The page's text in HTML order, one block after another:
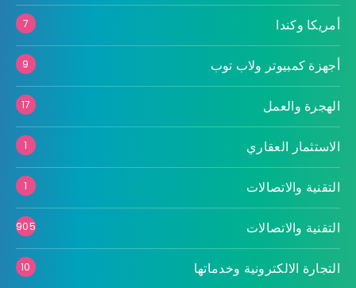
أمريكا وكندا 7
أجهزة كمبيوتر ولاب توب 9
الهجرة والعمل 17
الاستثمار العقاري 1
التقنية والاتصالات 1
التقنية والاتصالات 905
التجارة الالكترونية وخدماتها 10